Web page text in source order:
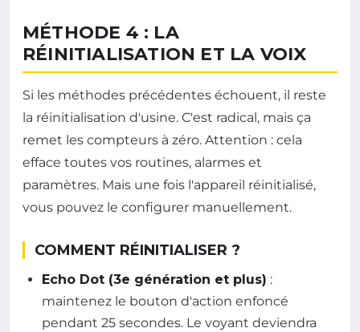
MÉTHODE 4 : LA
RÉINITIALISATION ET LA VOIX
Si les méthodes précédentes échouent, il reste
la réinitialisation d'usine. C'est radical, mais ça
remet les compteurs à zéro. Attention : cela
efface toutes vos routines, alarmes et
paramètres. Mais une fois l'appareil réinitialisé,
vous pouvez le configurer manuellement.
COMMENT RÉINITIALISER ?
Echo Dot (3e génération et plus) :
maintenez le bouton d'action enfoncé
pendant 25 secondes. Le voyant deviendra